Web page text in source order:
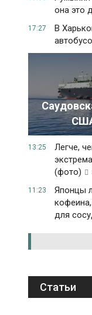
она это
17:27
В
13:25
Легче,
(фото)
11:23
Японцы
для
Статьи